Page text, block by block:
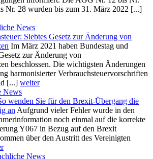
Nr. 28 wurden bis zum 31. März 2022 [...]
News
Siebtes Gesetz zur Änderung von
Im März 2021 haben Bundestag und
zur Änderung von
beschlossen. Die wichtigsten Änderungen
harmonisierter Verbrauchsteuervorschriften
[...] weiter
News
wenden Sie für den Brexit-Übergang die
an Aufgrund vieler Fehler wurde in den
noch einmal auf die korrekte
Y067 in Bezug auf den Brexit
über den Austritt des Vereinigten
News